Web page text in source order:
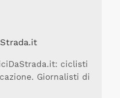
ciclisti
Giornalisti di